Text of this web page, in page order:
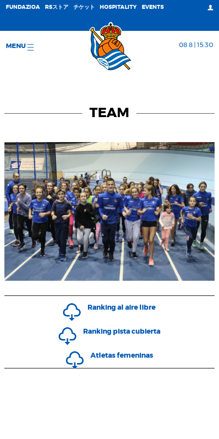
FUNDAZIOA RSストア チケット HOSPITALITY EVENTS
MENU 08 8 | 15:30
TEAM
Ranking al aire libre
Ranking pista cubierta
Atletas femeninas